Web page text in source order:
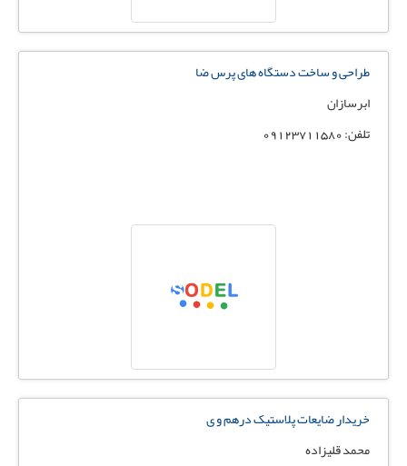
طراحی و ساخت دستگاه های پرس ضا
ابرسازان
تلفن: 09123711580
خریدار ضایعات پلاستیک درهم و ی
محمد قلیزاده